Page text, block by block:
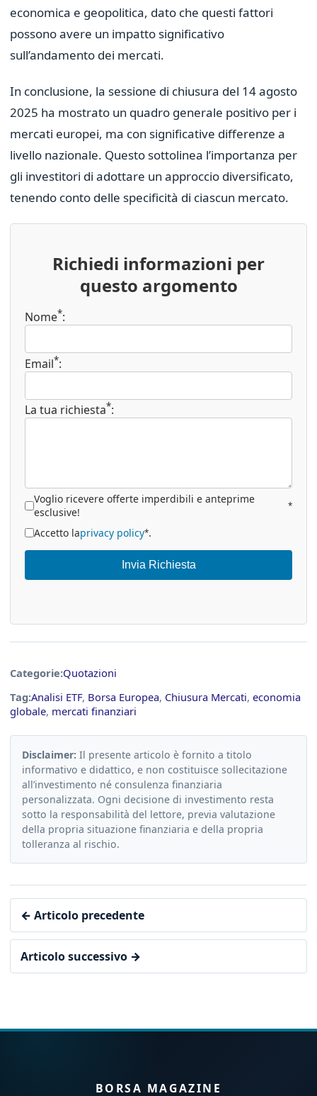
economica e geopolitica, dato che questi fattori
possono avere un impatto significativo
sull’andamento dei mercati.
In conclusione, la sessione di chiusura del 14 agosto
2025 ha mostrato un quadro generale positivo per i
mercati europei, ma con significative differenze a
livello nazionale. Questo sottolinea l’importanza per
gli investitori di adottare un approccio diversificato,
tenendo conto delle specificità di ciascun mercato.
Richiedi informazioni per
questo argomento
Nome*:
Email*:
La tua richiesta*:
Voglio ricevere offerte imperdibili e anteprime
esclusive!
*
Accetto laprivacy policy*.
Invia Richiesta
Categorie:Quotazioni
Tag:Analisi ETF, Borsa Europea, Chiusura Mercati, economia
globale, mercati finanziari
Disclaimer: Il presente articolo è fornito a titolo
informativo e didattico, e non costituisce sollecitazione
all’investimento né consulenza finanziaria
personalizzata. Ogni decisione di investimento resta
sotto la responsabilità del lettore, previa valutazione
della propria situazione finanziaria e della propria
tolleranza al rischio.
← Articolo precedente
Articolo successivo →
BORSA MAGAZINE